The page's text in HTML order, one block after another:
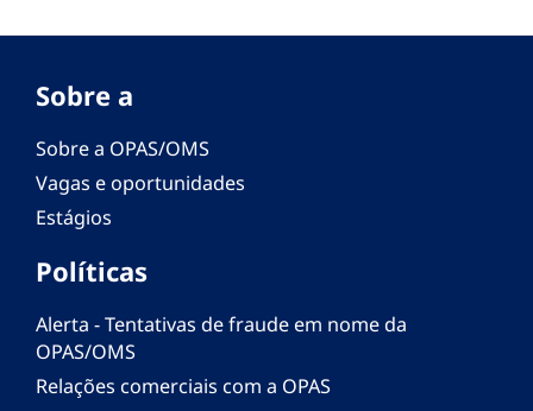
Sobre a
Sobre a OPAS/OMS
Vagas e oportunidades
Estágios
Políticas
Alerta - Tentativas de fraude em nome da
OPAS/OMS
Relações comerciais com a OPAS